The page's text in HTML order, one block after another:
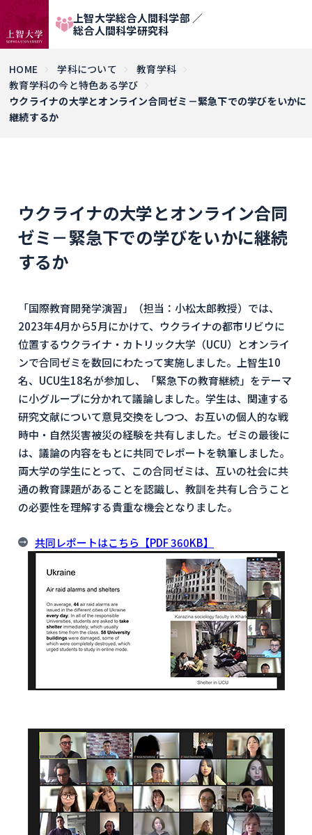
上智大学総合人間科学部 ／
総合人間科学研究科
HOME 学科について
教育学科
教育学科の今と特色ある学び
ウクライナの大学とオンライン合同ゼミ－緊急下での学びをいかに
継続するか
ウクライナの大学とオンライン合同
ゼミ－緊急下での学びをいかに継続
するか
「国際教育開発学演習」（担当：小松太郎教授）では、
2023年4月から5月にかけて、ウクライナの都市リビウに
位置するウクライナ・カトリック大学（UCU）とオンライ
ンで合同ゼミを数回にわたって実施しました。上智生10
名、UCU生18名が参加し、「緊急下の教育継続」をテーマ
に小グループに分かれて議論しました。学生は、関連する
研究文献について意見交換をしつつ、お互いの個人的な戦
時中・自然災害被災の経験を共有しました。ゼミの最後に
は、議論の内容をもとに共同でレポートを執筆しました。
両大学の学生にとって、この合同ゼミは、互いの社会に共
通の教育課題があることを認識し、教訓を共有し合うこと
の必要性を理解する貴重な機会となりました。
共同レポートはこちら【PDF 360KB】